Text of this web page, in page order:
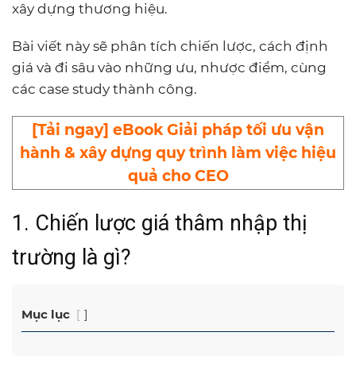
xây dựng thương hiệu.
Bài viết này sẽ phân tích chiến lược, cách định
giá và đi sâu vào những ưu, nhược điểm, cùng
các case study thành công.
[Tải ngay] eBook Giải pháp tối ưu vận
hành & xây dựng quy trình làm việc hiệu
quả cho CEO
1. Chiến lược giá thâm nhập thị
trường là gì?
Mục lục